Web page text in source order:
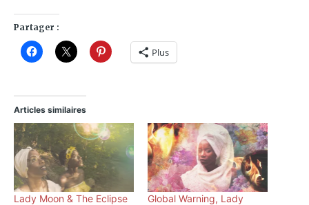
Partager :
Plus
Articles similaires
Lady Moon & The Eclipse
Global Warning, Lady